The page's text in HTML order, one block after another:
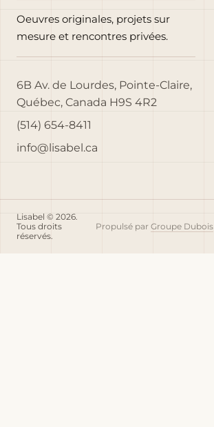
Oeuvres originales, projets sur
mesure et rencontres privées.
6B Av. de Lourdes, Pointe-Claire,
Québec, Canada H9S 4R2
(514) 654-8411
info@lisabel.ca
Lisabel © 2026.
Tous droits
réservés.
Propulsé par Groupe Dubois